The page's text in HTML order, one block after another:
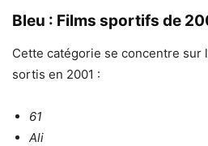
Bleu : Films sportifs de
Cette catégorie se concentre sur
sortis en 2001 :
61
Ali